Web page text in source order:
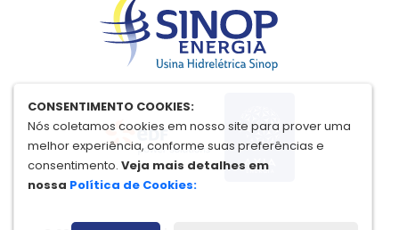
CONSENTIMENTO COOKIES:
Nós coletamos cookies em nosso site para prover uma
melhor experiência, conforme suas preferências e
consentimento. Veja mais detalhes em
nossa Política de Cookies: